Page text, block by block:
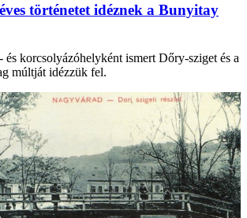
történetet idéznek a Bunyitay
és korcsolyázóhelyként ismert Dőry-sziget és a
múltját idézzük fel.